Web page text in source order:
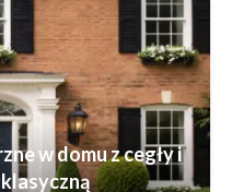
w domu z cegły i